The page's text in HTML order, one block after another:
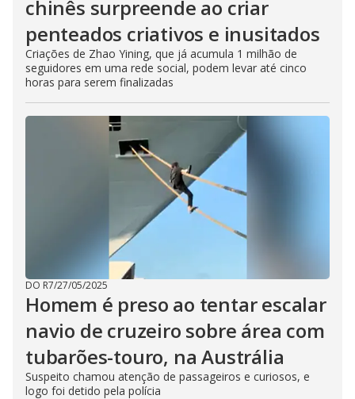
chinês surpreende ao criar
penteados criativos e inusitados
Criações de Zhao Yining, que já acumula 1 milhão de
seguidores em uma rede social, podem levar até cinco
horas para serem finalizadas
DO R7/27/05/2025
Homem é preso ao tentar escalar
navio de cruzeiro sobre área com
tubarões-touro, na Austrália
Suspeito chamou atenção de passageiros e curiosos, e
logo foi detido pela polícia